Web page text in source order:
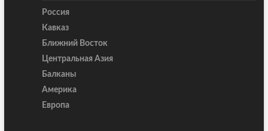
Россия
Кавказ
Ближний Восток
Центральная Азия
Балканы
Америка
Европа